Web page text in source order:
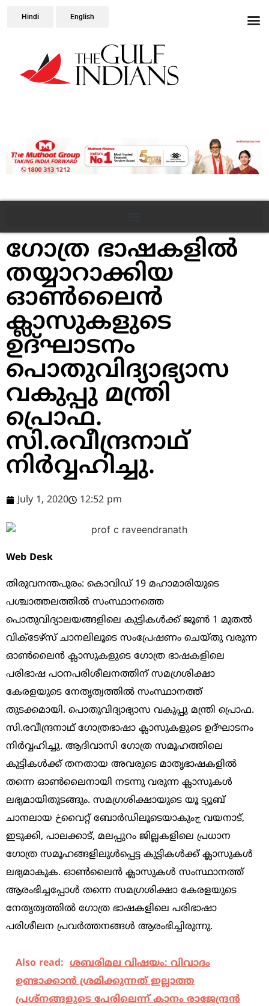
Hindi English
ഗോത്ര ഭാഷകളില്‍
തയ്യാറാക്കിയ
ഓണ്‍ലൈന്‍
ക്ലാസുകളുടെ
ഉദ്ഘാടനം
പൊതുവിദ്യാഭ്യാസ
വകുപ്പു മന്ത്രി
പ്രൊഫ.
സി.രവീന്ദ്രനാഥ്
നിര്‍വ്വഹിച്ചു.
July 1, 2020 12:52 pm
Web Desk
തിരുവനന്തപുരം: കൊവിഡ് 19 മഹാമാരിയുടെ
പശ്ചാത്തലത്തില്‍ സംസ്ഥാനത്തെ
പൊതുവിദ്യാലയങ്ങളിലെ കുട്ടികള്‍ക്ക് ജൂണ്‍ 1 മുതല്‍
വിക്ടേഴ്സ് ചാനലിലൂടെ സംപ്രേഷണം ചെയ്തു വരുന്ന
ഓണ്‍ലൈന്‍ ക്ലാസുകളുടെ ഗോത്ര ഭാഷകളിലെ
പരിഭാഷ പഠനപരിശീലനത്തിന് സമഗ്രശിക്ഷാ
കേരളയുടെ നേതൃത്വത്തില്‍ സംസ്ഥാനത്ത്
തുടക്കമായി. പൊതുവിദ്യാഭ്യാസ വകുപ്പു മന്ത്രി പ്രൊഫ.
സി.രവീന്ദ്രനാഥ് ഗോത്രഭാഷാ ക്ലാസുകളുടെ ഉദ്ഘാടനം
നിര്‍വ്വഹിച്ചു. ആദിവാസി ഗോത്ര സമൂഹത്തിലെ
കുട്ടികള്‍ക്ക് തനതായ അവരുടെ മാതൃഭാഷകളില്‍
തന്നെ ഓണ്‍ലൈനായി നടന്നു വരുന്ന ക്ലാസുകള്‍
ലഭ്യമായിതുടങ്ങും. സമഗ്രശിക്ഷായുടെ യൂ ട്യൂബ്
ചാനലായ څവൈറ്റ് ബോര്‍ഡിലൂടെയാകുംچ വയനാട്,
ഇടുക്കി, പാലക്കാട്, മലപ്പുറം ജില്ലകളിലെ പ്രധാന
ഗോത്ര സമൂഹങ്ങളിലുള്‍പ്പെട്ട കുട്ടികള്‍ക്ക് ക്ലാസുകള്‍
ലഭ്യമാകുക. ഓണ്‍ലൈന്‍ ക്ലാസുകള്‍ സംസ്ഥാനത്ത്
ആരംഭിച്ചപ്പോള്‍ തന്നെ സമഗ്രശിക്ഷാ കേരളയുടെ
നേതൃത്വത്തില്‍ ഗോത്ര ഭാഷകളിലെ പരിഭാഷാ
പരിശീലന പ്രവര്‍ത്തനങ്ങള്‍ ആരംഭിച്ചിരുന്നു.
Also read: ശബരിമല വിഷയം: വിവാദം
ഉണ്ടാക്കാന്‍ ശ്രമിക്കുന്നത് ഇല്ലാത്ത
പ്രശ്‌നങ്ങളുടെ പേരിലെന്ന് കാനം രാജേന്ദ്രന്‍